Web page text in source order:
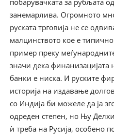
побарувачката за рубљата
занемарлива. Огромното
руската трговија не се
малцинството кое е
пример преку
значи дека финанизацијата
банки е ниска. И руските
историја на издавање
со Индија би можеле да ја
одреден степен, но Њу
ѝ треба на Русија, особено